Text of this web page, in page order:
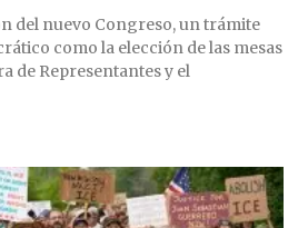
del nuevo Congreso, un trámite
como la elección de las mesas
de Representantes y el